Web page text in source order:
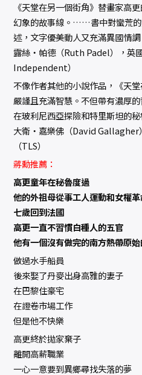
《天堂在另一個街角》替畫家高
幻象的故事線。……書中對蠻荒
述，文字優美動人又充滿異國情
――露絲‧帕德（Ruth Padel），英
Independent）
不像作者其他的小說作品，《天
嚴謹且充滿智慧。不但帶有濃厚
在玻利尼西亞探險和特里斯坦的
――大衛‧嘉樂佛（David Gallagher
（TLS）
蔣勳推薦：
高更童年在秘魯度過
他的外祖母從事工人運動和女權
七歲回到法國
高更一直不習慣白種人的五官
他有一個沒有做完的南方熱帶原
做過水手船員
後來娶了丹麥出身高雅的妻子
在巴黎住豪宅
在證卷市場工作
但是他不快樂
高更終於拋家棄子
離開高薪職業
一心一意要到異鄉尋找失落的夢